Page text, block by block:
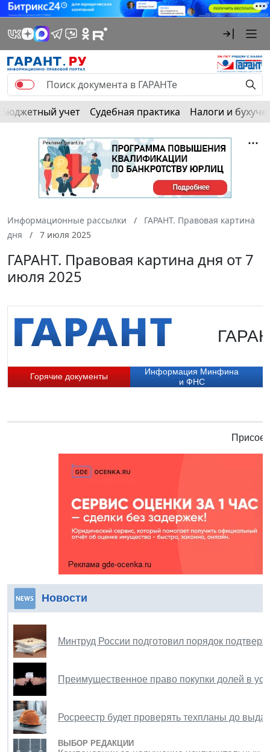
Бюджетный учет Судебная практика Налоги и
Информационные рассылки
ГАРАНТ. Правовая картина
дня
7 июля 2025
ГАРАНТ. Правовая картина дня от 7
июля 2025
Горячие документы
Информация Минфина
и ФНС
Новости
Минтруд России подготовил порядок
Преимущественное право покупки долей в
Росреестр будет проверять техпланы до
ВЫБОР РЕДАКЦИИ